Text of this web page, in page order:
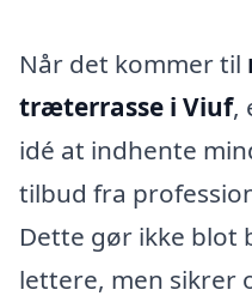
Når det kommer til
træterrasse i Viuf,
idé at indhente
tilbud fra
Dette gør ikke blot
lettere, men sikrer